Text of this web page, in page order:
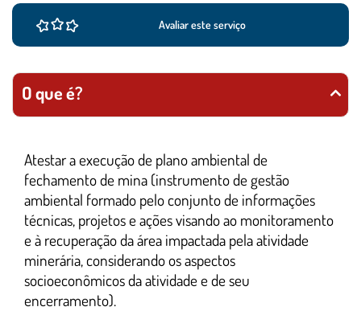
Conteúdo Principal
Ações e informações do serviço
Avaliar este serviço
O que é?
Atestar a execução de plano ambiental de
fechamento de mina (instrumento de gestão
ambiental formado pelo conjunto de informações
técnicas, projetos e ações visando ao monitoramento
e à recuperação da área impactada pela atividade
minerária, considerando os aspectos
socioeconômicos da atividade e de seu
encerramento).